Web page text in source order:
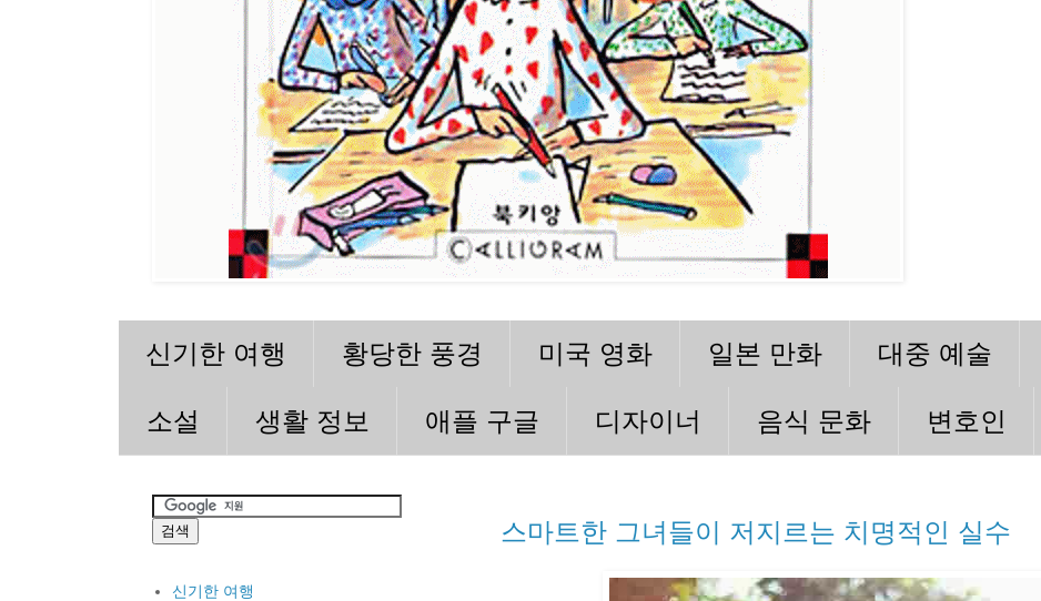
신기한 여행 황당한 풍경 미국 영화 일본 만화 대중 예술
소설 생활 정보 애플 구글 디자이너 음식 문화 변호인
스마트한 그녀들이 저지르는 치명적인 실수
신기한 여행